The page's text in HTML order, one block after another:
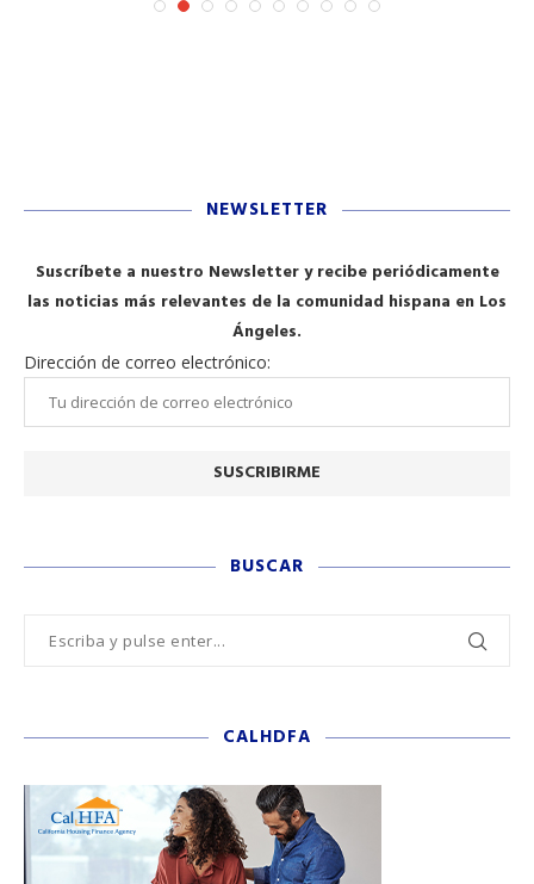
NEWSLETTER
Suscríbete a nuestro Newsletter y recibe periódicamente
las noticias más relevantes de la comunidad hispana en Los
Ángeles.
Dirección de correo electrónico:
BUSCAR
CALHDFA